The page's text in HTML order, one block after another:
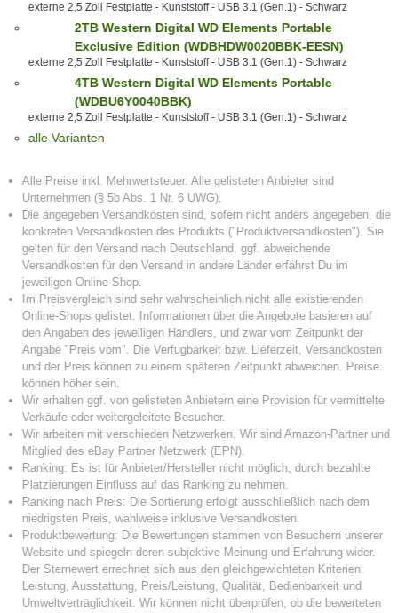
externe 2,5 Zoll Festplatte - Kunststoff - USB 3.1 (Gen.1) - Schwarz
2TB Western Digital WD Elements Portable
Exclusive Edition (WDBHDW0020BBK-EESN)
externe 2,5 Zoll Festplatte - Kunststoff - USB 3.1 (Gen.1) - Schwarz
4TB Western Digital WD Elements Portable
(WDBU6Y0040BBK)
externe 2,5 Zoll Festplatte - Kunststoff - USB 3.1 (Gen.1) - Schwarz
alle Varianten